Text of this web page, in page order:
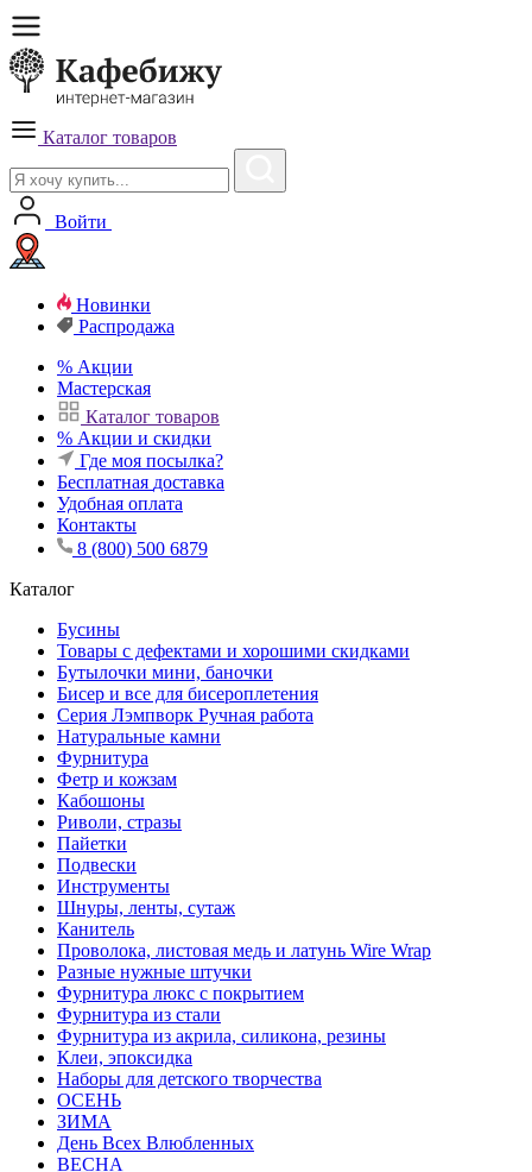
Каталог товаров
Войти
Новинки
Распродажа
% Акции
Мастерская
Каталог товаров
% Акции и скидки
Где моя посылка?
Бесплатная доставка
Удобная оплата
Контакты
8 (800) 500 6879
Каталог
Бусины
Товары с дефектами и хорошими скидками
Бутылочки мини, баночки
Бисер и все для бисероплетения
Серия Лэмпворк Ручная работа
Натуральные камни
Фурнитура
Фетр и кожзам
Кабошоны
Риволи, стразы
Пайетки
Подвески
Инструменты
Шнуры, ленты, сутаж
Канитель
Проволока, листовая медь и латунь Wire Wrap
Разные нужные штучки
Фурнитура люкс с покрытием
Фурнитура из стали
Фурнитура из акрила, силикона, резины
Клеи, эпоксидка
Наборы для детского творчества
ОСЕНЬ
ЗИМА
День Всех Влюбленных
ВЕСНА